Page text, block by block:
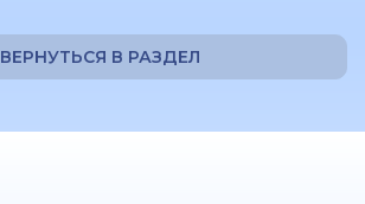
ВЕРНУТЬСЯ В РАЗДЕЛ